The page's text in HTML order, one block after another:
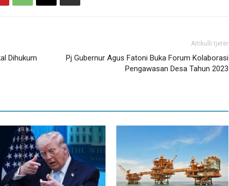
Dihukum
Artikulli tjetër
Pj Gubernur Agus Fatoni Buka Forum Kolaborasi
Pengawasan Desa Tahun 2023